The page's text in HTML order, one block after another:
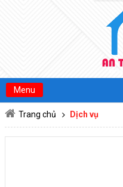
MENU
DỊCH VỤ
SẢN PHẨM
Menu
Trang chủ Dịch vụ